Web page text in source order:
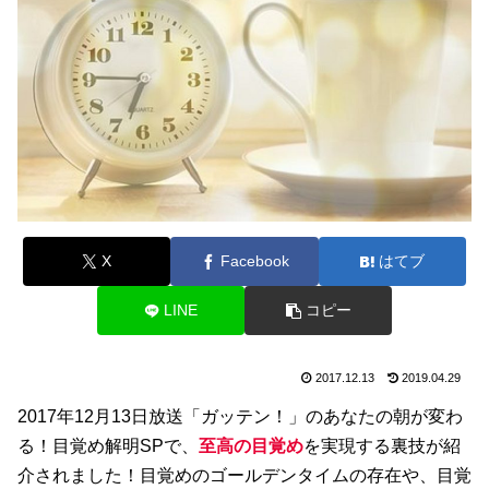
X Facebook はてブ
LINE コピー
2017.12.13 2019.04.29
2017年12月13日放送「ガッテン！」のあなたの朝が変わ
る！目覚め解明SPで、 至高の目覚めを実現する裏技が紹
介されました！目覚めのゴールデンタイムの存在や、目覚